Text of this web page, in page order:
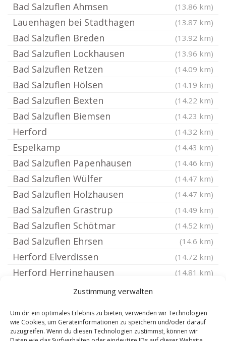
Zustimmung verwalten
Um dir ein optimales Erlebnis zu bieten, verwenden wir Technologien
wie Cookies, um Geräteinformationen zu speichern und/oder darauf
zuzugreifen. Wenn du diesen Technologien zustimmst, können wir
Bad Salzuflen Ahmsen (13.86 km)
Lauenhagen bei Stadthagen (13.87 km)
Bad Salzuflen Breden (13.92 km)
Bad Salzuflen Lockhausen (13.96 km)
Bad Salzuflen Retzen (14.09 km)
Bad Salzuflen Hölsen (14.19 km)
Bad Salzuflen Bexten (14.22 km)
Bad Salzuflen Biemsen (14.23 km)
Herford (14.32 km)
Espelkamp (14.43 km)
Bad Salzuflen Papenhausen (14.46 km)
Bad Salzuflen Wülfer (14.47 km)
Bad Salzuflen Holzhausen (14.47 km)
Bad Salzuflen Grastrup (14.49 km)
Bad Salzuflen Schötmar (14.52 km)
Bad Salzuflen Ehrsen (14.6 km)
Herford Elverdissen (14.72 km)
Herford Herringhausen (14.81 km)
Hiddenhausen (15.04 km)
Bad Salzuflen (15.21 km)